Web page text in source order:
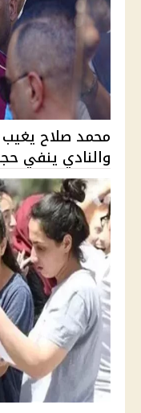
محمد صلاح
والنادي ينفي